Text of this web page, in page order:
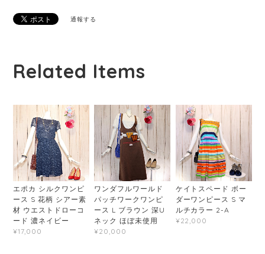
通報する
Related Items
エポカ シルクワンピ
ース S 花柄 シアー素
材 ウエストドローコ
ード 濃ネイビー
¥17,000
ワンダフルワールド
パッチワークワンピ
ース L ブラウン 深U
ネック ほぼ未使用
¥20,000
ケイトスペード ボー
ダーワンピース S マ
ルチカラー 2-A
¥22,000